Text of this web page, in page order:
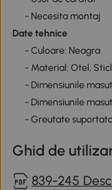
- Necesita montaj
Date tehnice
- Culoare: Neagra
- Material: Otel,
- Dimensiunile
- Dimensiunile
- Greutate
Ghid de
839-245